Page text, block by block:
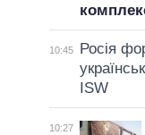
10:45
Росія
ISW
10:27